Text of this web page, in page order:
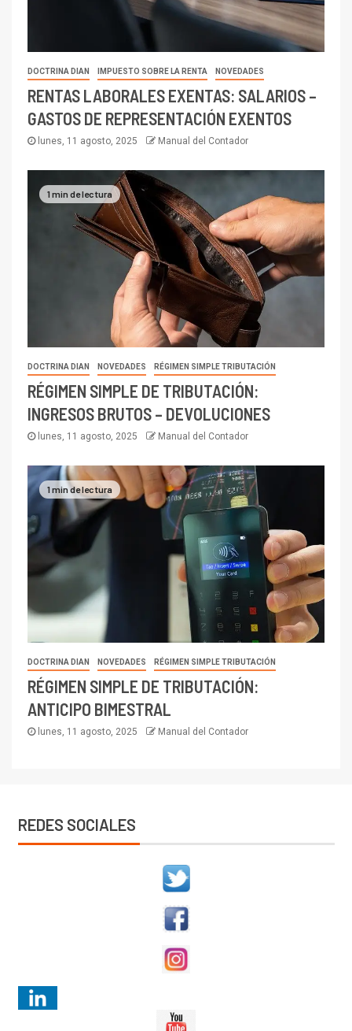
DOCTRINA DIAN IMPUESTO SOBRE LA RENTA NOVEDADES
RENTAS LABORALES EXENTAS: SALARIOS –
GASTOS DE REPRESENTACIÓN EXENTOS
lunes, 11 agosto, 2025 Manual del Contador
1 min de lectura
DOCTRINA DIAN NOVEDADES RÉGIMEN SIMPLE TRIBUTACIÓN
RÉGIMEN SIMPLE DE TRIBUTACIÓN:
INGRESOS BRUTOS – DEVOLUCIONES
lunes, 11 agosto, 2025 Manual del Contador
1 min de lectura
DOCTRINA DIAN NOVEDADES RÉGIMEN SIMPLE TRIBUTACIÓN
RÉGIMEN SIMPLE DE TRIBUTACIÓN:
ANTICIPO BIMESTRAL
lunes, 11 agosto, 2025 Manual del Contador
REDES SOCIALES